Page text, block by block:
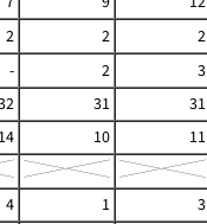
2 2 2
- 2 3
31 31
14 10 11
4 1 3